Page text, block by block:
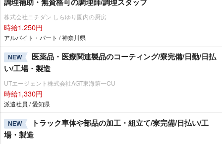
株式会社ニチダン しらゆり園内の厨房
時給1,250円
アルバイト・パート / 神奈川県
NEW
医薬品・医療関連製品のコーティング/寮完備/日勤/日払
い/工場・製造
UTエージェント株式会社AGT東海第一CU
時給1,330円
派遣社員 / 愛知県
NEW
トラック車体や部品の加工・組立て/寮完備/日払い/工
場・製造